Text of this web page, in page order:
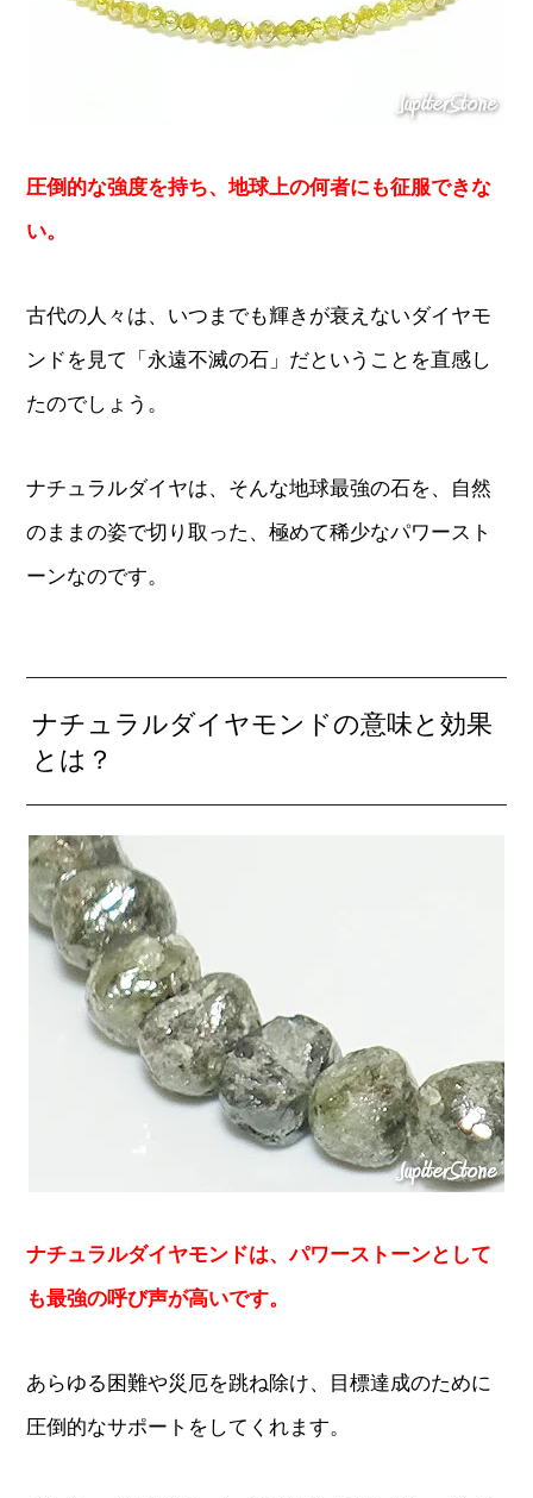
圧倒的な強度を持ち、地球上の何者にも征服できな
い。
古代の人々は、いつまでも輝きが衰えないダイヤモ
ンドを見て「永遠不滅の石」だということを直感し
たのでしょう。
ナチュラルダイヤは、そんな地球最強の石を、自然
のままの姿で切り取った、極めて稀少なパワースト
ーンなのです。
ナチュラルダイヤモンドの意味と効果
とは？
ナチュラルダイヤモンドは、パワーストーンとして
も最強の呼び声が高いです。
あらゆる困難や災厄を跳ね除け、目標達成のために
圧倒的なサポートをしてくれます。